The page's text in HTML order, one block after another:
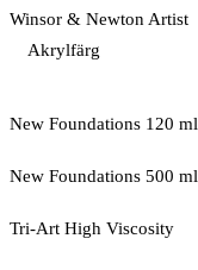
Winsor & Newton Artist
Akrylfärg
New Foundations 120 ml
New Foundations 500 ml
Tri-Art High Viscosity